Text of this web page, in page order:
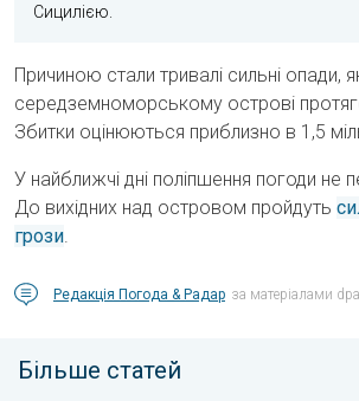
Сицилією.
Причиною стали тривалі сильні опади,
середземноморському острові
Збитки оцінюються приблизно в 1,5
У найближчі дні поліпшення погоди не
До вихідних над островом пройдуть
грози.
Редакція Погода & Радар за матеріалами dpa
Більше статей